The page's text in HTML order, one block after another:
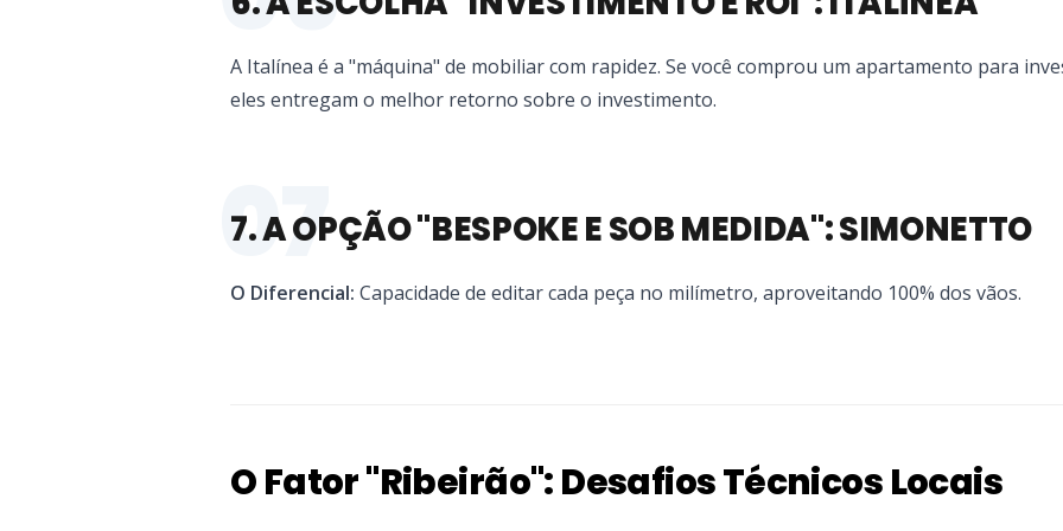
A Italínea é a "máquina" de mobiliar com rapidez. Se você comprou um apartamento para
eles entregam o melhor retorno sobre o investimento.
07
7. A OPÇÃO "BESPOKE E SOB MEDIDA": SIMONETTO
O Diferencial: Capacidade de editar cada peça no milímetro, aproveitando 100% dos vãos.
O Fator "Ribeirão": Desafios Técnicos Locais